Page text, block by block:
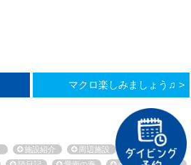
マクロ楽しみましょう♫ >
施設紹介 周辺施設
環境保全活動